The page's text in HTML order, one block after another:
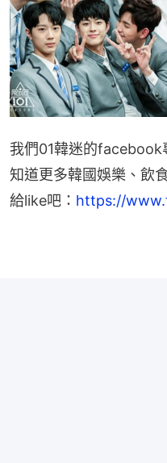
我們01韓迷的facebook
知道更多韓國娛樂、飲
給like吧： https://